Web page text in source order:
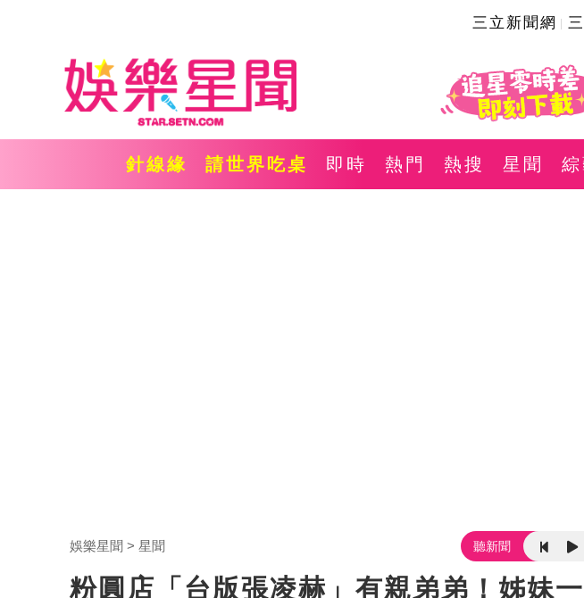
三立新聞網
針線緣 請世界吃桌 即時 熱門 熱搜 星聞 綜
娛樂星聞 星聞 聽新聞
粉圓店「台版張凌赫」有親弟弟！姊妹